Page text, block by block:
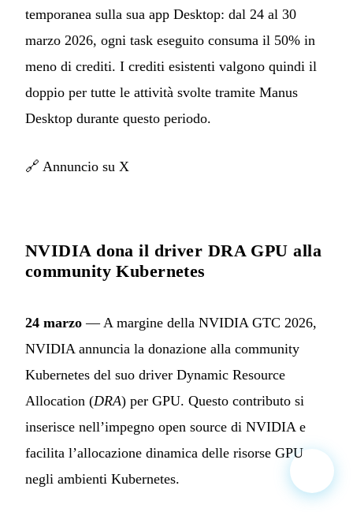
temporanea sulla sua app Desktop: dal 24 al 30
marzo 2026, ogni task eseguito consuma il 50% in
meno di crediti. I crediti esistenti valgono quindi il
doppio per tutte le attività svolte tramite Manus
Desktop durante questo periodo.
🔗 Annuncio su X
NVIDIA dona il driver DRA GPU alla
community Kubernetes
24 marzo — A margine della NVIDIA GTC 2026,
NVIDIA annuncia la donazione alla community
Kubernetes del suo driver Dynamic Resource
Allocation (DRA) per GPU. Questo contributo si
inserisce nell’impegno open source di NVIDIA e
facilita l’allocazione dinamica delle risorse GPU
negli ambienti Kubernetes.